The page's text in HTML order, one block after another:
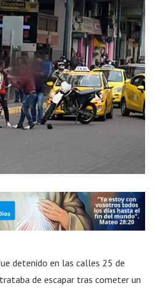
detenido en las calles 25 de
de escapar tras cometer un